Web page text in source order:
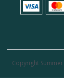
Copyright